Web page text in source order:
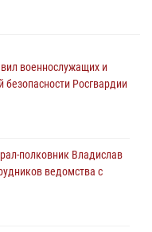
военнослужащих и
безопасности Росгвардии
полковник Владислав
ведомства с